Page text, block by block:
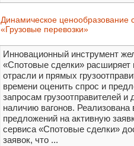
Динамическое ценообразование
«Грузовые перевозки»
Инновационный инструмент
«Спотовые сделки»
отрасли и прямых
времени оценить спрос и
запросам грузоотправителей
наличию вагонов.
предложений на активную
сервиса «Спотовые сделки»
заявок, что ...